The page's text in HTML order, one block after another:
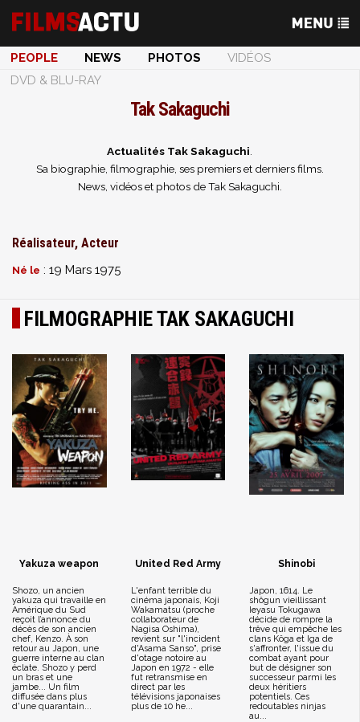
PEOPLE NEWS PHOTOS
VIDÉOS
DVD & BLU-RAY
Tak Sakaguchi
Actualités Tak Sakaguchi
Sa biographie, filmographie, ses premiers et derniers films.
News, vidéos et photos de Tak Sakaguchi.
Réalisateur, Acteur
Né le : 19 Mars 1975
FILMOGRAPHIE TAK SAKAGUCHI
Yakuza weapon
Shozo, un ancien
yakuza qui travaille en
Amérique du Sud
reçoit l’annonce du
décès de son ancien
chef, Kenzo. À son
retour au Japon, une
guerre interne au clan
éclate. Shozo y perd
un bras et une
jambe... Un film
diffusée dans plus
d'une quarantain...
United Red Army
L'enfant terrible du
cinéma japonais, Koji
Wakamatsu (proche
collaborateur de
Nagisa Oshima),
revient sur "l'incident
d'Asama Sanso", prise
d'otage notoire au
Japon en 1972 - elle
fut retransmise en
direct par les
télévisions japonaises
plus de 10 he...
Shinobi
Japon, 1614. Le
shôgun vieillissant
Ieyasu Tokugawa
décide de rompre la
trêve qui empêche les
clans Kôga et Iga de
s'affronter, l'issue du
combat ayant pour
but de désigner son
successeur parmi les
deux héritiers
potentiels. Ces
redoutables ninjas
au...